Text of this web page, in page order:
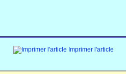
Imprimer l'article